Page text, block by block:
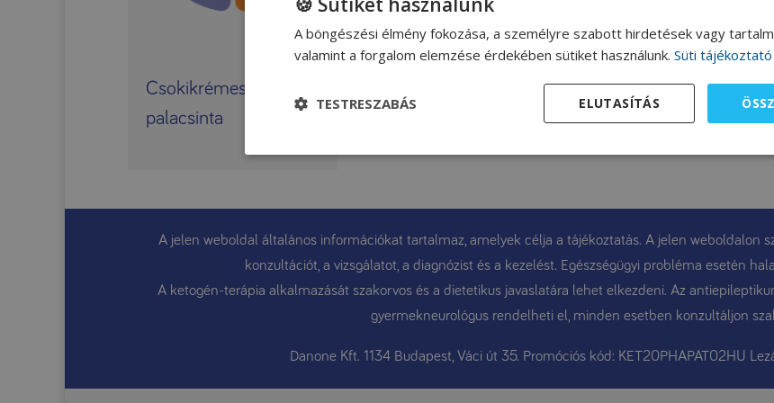
Csokikrémes
palacsinta
A jelen weboldal általános információkat tartalmaz, amelyek célja a tájékoztatás. A jelen weboldalon
konzultációt, a vizsgálatot, a diagnózist és a kezelést. Egészségügyi probléma esetén
A ketogén-terápia alkalmazását szakorvos és a dietetikus javaslatára lehet elkezdeni. Az
gyermekneurológus rendelheti el, minden esetben konzultáljon
Danone Kft. 1134 Budapest, Váci út 35. Promóciós kód: KET20PHAPAT02HU
A böngészési élmény fokozása, a személyre szabott hirdetések vagy
valamint a forgalom elemzése érdekében sütiket használunk. Süti tájékoztató
ELUTASÍTÁS
TESTRESZABÁS